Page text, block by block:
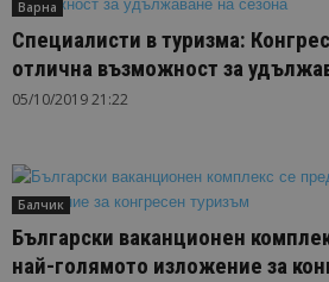
Варна
Специалисти в туризма:
отлична възможност за
05/10/2019 21:22
Балчик
Български ваканционен
най-голямото изложение за